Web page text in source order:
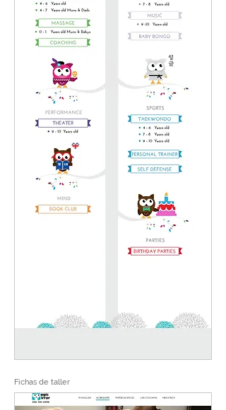
Fichas de taller